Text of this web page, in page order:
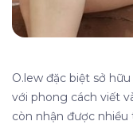
O.lew đặc biệt sở
với phong cách viết
còn nhận được